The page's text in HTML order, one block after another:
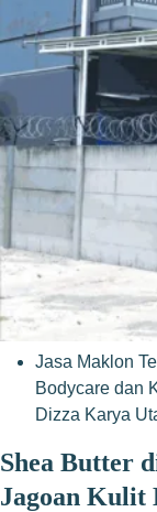
Jasa Maklon
Bodycare dan
Dizza Karya
Shea Butter
Jagoan Kulit